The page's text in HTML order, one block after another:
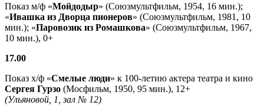
Показ м/ф «Мойдодыр» (Союзмультфильм, 1954, 16 мин.);
«Ивашка из Дворца пионеров» (Союзмультфильм, 1981, 10
мин.); «Паровозик из Ромашкова» (Союзмультфильм, 1967,
10 мин.), 0+
17.00
Показ х/ф «Смелые люди» к 100-летию актера театра и кино
Сергея Гурзо (Мосфильм, 1950, 95 мин.), 12+
(Ульяновой, 1, зал № 12)